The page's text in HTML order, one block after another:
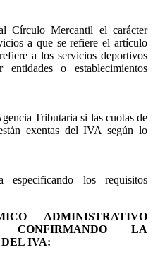
Círculo Mercantil el carácter
a que se refiere el artículo
a los servicios deportivos
o establecimientos
Tributaria si las cuotas de
exentas del IVA según lo
especificando los requisitos
ADMINISTRATIVO
LA
IVA: